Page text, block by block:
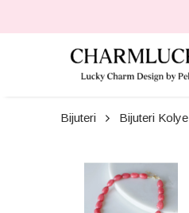
Bijuteri Bijuteri Kolye